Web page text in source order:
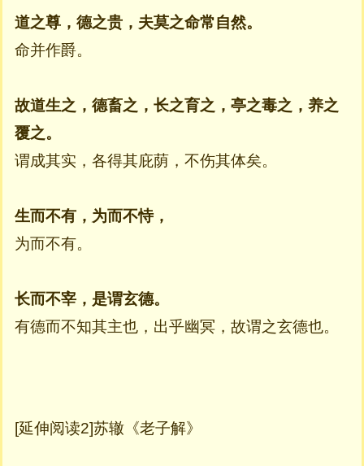
道之尊，德之贵，夫莫之命常自然。
命并作爵。
故道生之，德畜之，长之育之，亭之毒之，养之
覆之。
谓成其实，各得其庇荫，不伤其体矣。
生而不有，为而不恃，
为而不有。
长而不宰，是谓玄德。
有德而不知其主也，出乎幽冥，故谓之玄德也。
[延伸阅读2]苏辙《老子解》